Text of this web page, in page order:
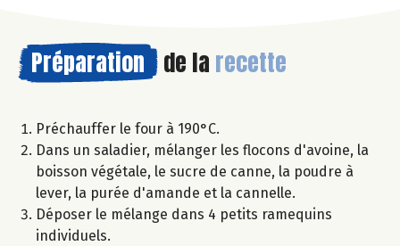
Préparation de la recette
Préchauffer le four à 190°C.
Dans un saladier, mélanger les flocons d'avoine, la
boisson végétale, le sucre de canne, la poudre à
lever, la purée d'amande et la cannelle.
Déposer le mélange dans 4 petits ramequins
individuels.